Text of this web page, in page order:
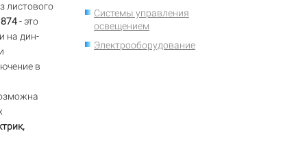
листового
- это
на дин-
в
Системы управления
освещением
Электрооборудование